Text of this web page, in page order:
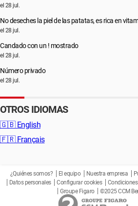
el 28 jul.
No deseches la piel de las patatas, es rica en
el 28 jul.
Candado con un ! mostrado
el 28 jul.
Número privado
el 28 jul.
OTROS IDIOMAS
🇬🇧 English
🇫🇷 Français
¿Quiénes somos? El equipo Nuestra empresa
Datos personales
Configurar cookies
Groupe Figaro
©2025 CCM